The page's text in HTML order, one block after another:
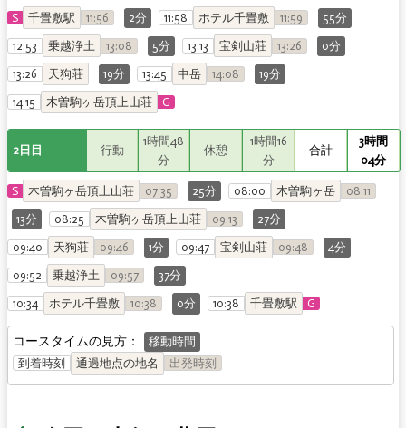
S 千畳敷駅 11:56 2分 11:58 ホテル千畳敷 11:59 55分
12:53 乗越浄土 13:08 5分 13:13 宝剣山荘 13:26 0分
13:26 天狗荘 19分 13:45 中岳 14:08 19分
14:15 木曽駒ヶ岳頂上山荘 G
2日目 行動
1時間48
分
休憩
1時間16
分
合計
3時間
04分
S 木曽駒ヶ岳頂上山荘 07:35 25分 08:00 木曽駒ヶ岳 08:11
13分 08:25 木曽駒ヶ岳頂上山荘 09:13 27分
09:40 天狗荘 09:46 1分 09:47 宝剣山荘 09:48 4分
09:52 乗越浄土 09:57 37分
10:34 ホテル千畳敷 10:38 0分 10:38 千畳敷駅 G
コースタイムの見方：
移動時間
到着時刻
通過地点の地名 出発時刻